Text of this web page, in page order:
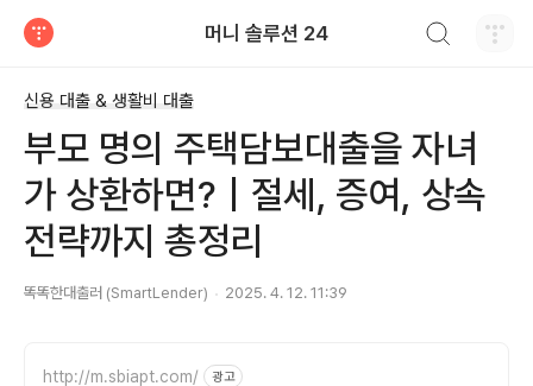
머니 솔루션 24
신용 대출 & 생활비 대출
부모 명의 주택담보대출을 자녀
가 상환하면?｜절세, 증여, 상속
전략까지 총정리
똑똑한대출러 (SmartLender) 2025. 4. 12. 11:39
http://m.sbiapt.com/ 광고